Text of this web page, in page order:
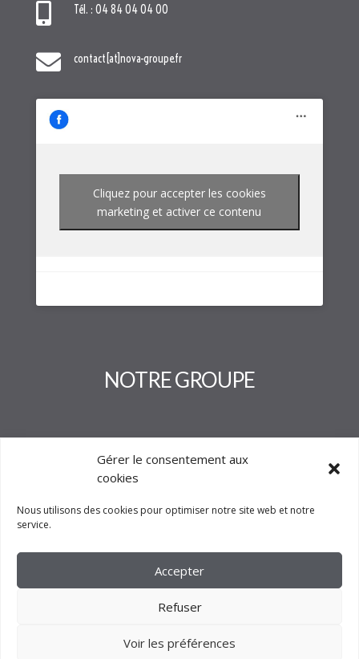
Gérer le consentement aux
cookies
Nous utilisons des cookies pour optimiser notre site web et notre
service.
Accepter
Refuser
Voir les préférences
 Tél. : 04 84 04 04 00
 contact[at]nova-groupe.fr
Cliquez pour accepter les cookies
marketing et activer ce contenu
NOTRE GROUPE